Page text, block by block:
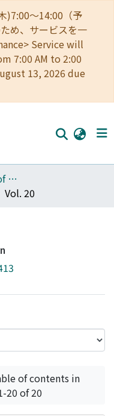
)7:00～14:00（予
め、サービスを一
Service will
7:00 AM to 2:00
13, 2026 due
090_Graduate School of Engineering
Vol. 20
of contents in
20 of 20